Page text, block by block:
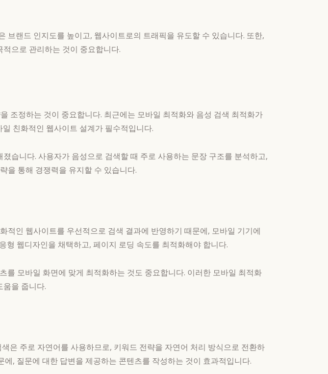
브랜드 인지도를 높이고, 웹사이트로의 트래픽을 유도할 수 있습니다. 또한,
으로 관리하는 것이 중요합니다.
조정하는 것이 중요합니다. 최근에는 모바일 최적화와 음성 검색 최적화가
친화적인 웹사이트 설계가 필수적입니다.
습니다. 사용자가 음성으로 검색할 때 주로 사용하는 문장 구조를 분석하고,
을 통해 경쟁력을 유지할 수 있습니다.
적인 웹사이트를 우선적으로 검색 결과에 반영하기 때문에, 모바일 기기에
웹디자인을 채택하고, 페이지 로딩 속도를 최적화해야 합니다.
모바일 화면에 맞게 최적화하는 것도 중요합니다. 이러한 모바일 최적화
을 줍니다.
은 주로 자연어를 사용하므로, 키워드 전략을 자연어 처리 방식으로 전환하
, 질문에 대한 답변을 제공하는 콘텐츠를 작성하는 것이 효과적입니다.